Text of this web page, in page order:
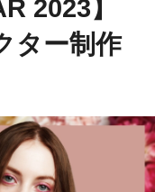
2023】
ター制作